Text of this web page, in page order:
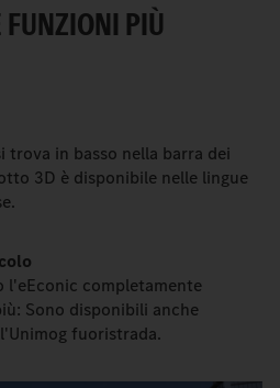
FUNZIONI PIÙ
trova in basso nella barra dei
3D è disponibile nelle lingue
l'eEconic completamente
Sono disponibili anche
fuoristrada.